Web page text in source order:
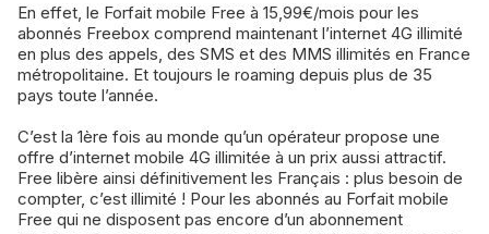
En effet, le Forfait mobile Free à 15,99€/mois pour les
abonnés Freebox comprend maintenant l’internet 4G illimité
en plus des appels, des SMS et des MMS illimités en France
métropolitaine. Et toujours le roaming depuis plus de 35
pays toute l’année.
C’est la 1ère fois au monde qu’un opérateur propose une
offre d’internet mobile 4G illimitée à un prix aussi attractif.
Free libère ainsi définitivement les Français : plus besoin de
compter, c’est illimité ! Pour les abonnés au Forfait mobile
Free qui ne disposent pas encore d’un abonnement